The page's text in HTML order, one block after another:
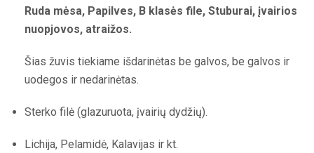
Ruda mėsa, Papilves, B klasės file, Stuburai, įvairios
nuopjovos, atraižos.
Šias žuvis tiekiame išdarinėtas be galvos, be galvos ir
uodegos ir nedarinėtas.
Sterko filė (glazuruota, įvairių dydžių).
Lichija, Pelamidė, Kalavijas ir kt.